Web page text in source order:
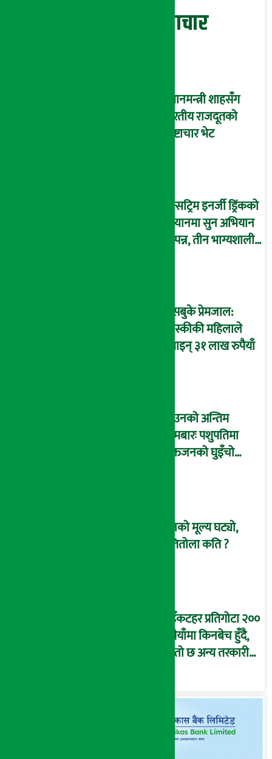
सम्बन्धित समाचार
प्रधानमन्त्री शाहसँग
भारतीय राजदूतको
शिष्टाचार भेट
एक्सट्रिम इनर्जी ड्रिंकको
स्क्यानमा सुन अभियान
सम्पन्न, तीन भाग्यशाली
फेसबुके प्रेमजाल:
कास्कीकी महिलाले
गुमाइन् ३१ लाख रुपैयाँ
साउनको अन्तिम
सोमबारः पशुपतिमा
भक्तजनको घुइँचो
सुनको मूल्य घट्यो,
प्रतितोला कति ?
भुइँकटहर प्रतिगोटा २००
रुपैयाँमा किनबेच हुँदै,
यस्तो छ अन्य तरकारी